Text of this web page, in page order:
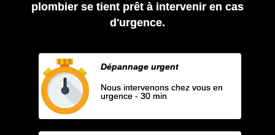
plombier se tient prêt à intervenir en cas
d'urgence.
Dépannage urgent
Nous intervenons chez vous en
urgence - 30 min